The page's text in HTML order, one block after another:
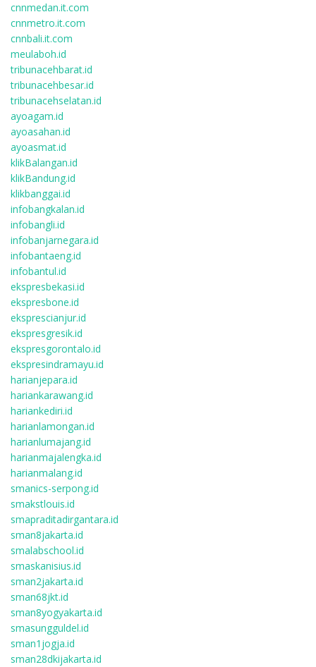
cnnmedan.it.com
cnnmetro.it.com
cnnbali.it.com
meulaboh.id
tribunacehbarat.id
tribunacehbesar.id
tribunacehselatan.id
ayoagam.id
ayoasahan.id
ayoasmat.id
klikBalangan.id
klikBandung.id
klikbanggai.id
infobangkalan.id
infobangli.id
infobanjarnegara.id
infobantaeng.id
infobantul.id
ekspresbekasi.id
ekspresbone.id
eksprescianjur.id
ekspresgresik.id
ekspresgorontalo.id
ekspresindramayu.id
harianjepara.id
hariankarawang.id
hariankediri.id
harianlamongan.id
harianlumajang.id
harianmajalengka.id
harianmalang.id
smanics-serpong.id
smakstlouis.id
smapraditadirgantara.id
sman8jakarta.id
smalabschool.id
smaskanisius.id
sman2jakarta.id
sman68jkt.id
sman8yogyakarta.id
smasungguldel.id
sman1jogja.id
sman28dkijakarta.id